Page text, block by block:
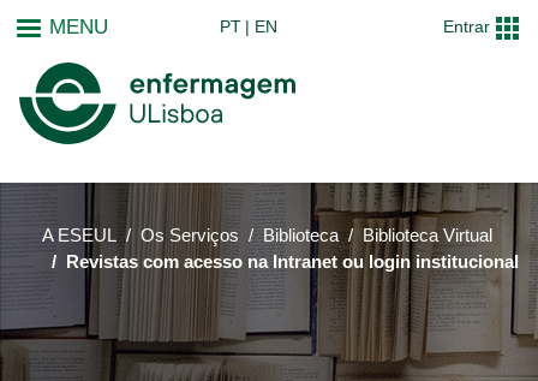
MENU PT EN Entrar
A ESEUL Os Serviços Biblioteca
Biblioteca Virtual
Revistas com acesso na Intranet ou login institucional